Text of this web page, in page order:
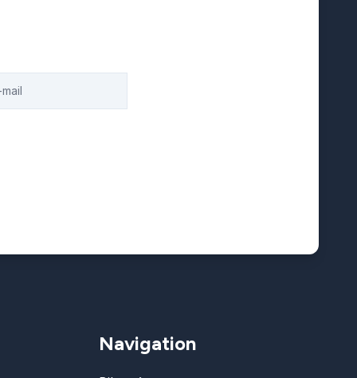
Navigation